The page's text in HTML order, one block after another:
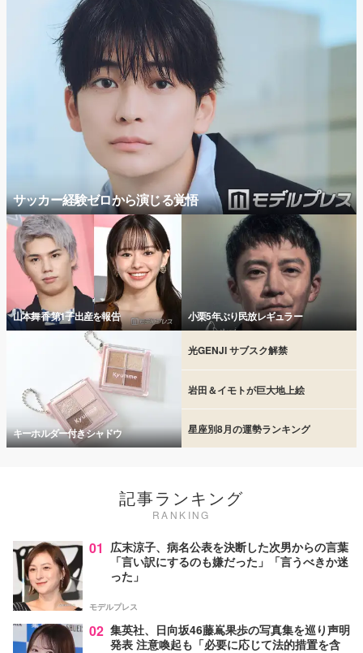
サッカー経験ゼロから演じる覚悟
山本舞香 第1子出産を報告 小栗5年ぶり民放レギュラー
キーホルダー付きシャドウ
光GENJI サブスク解禁
岩田＆イモトが巨大地上絵
星座別8月の運勢ランキング
記事ランキング
RANKING
01 広末涼子、病名公表を決断した次男からの言葉
「言い訳にするのも嫌だった」「言うべきか迷
った」
モデルプレス
02 集英社、日向坂46藤嶌果歩の写真集を巡り声明
発表 注意喚起も「必要に応じて法的措置を含